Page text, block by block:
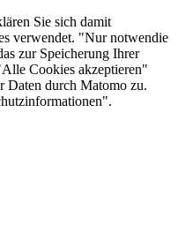
Sie sich damit
verwendet. "Nur notwendie
zur Speicherung Ihrer
Cookies akzeptieren"
Daten durch Matomo zu.